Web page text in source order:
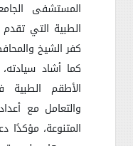
المستشفى
الطبية التي
كفر الشيخ
كما أشاد
الأطقم
والتعامل مع
المتنوعة، مؤكدًا